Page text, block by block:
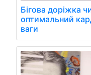
Бігова доріжка
оптимальний
ваги